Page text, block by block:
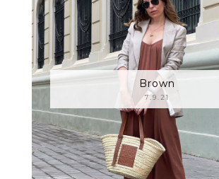
Brown
7.9.21